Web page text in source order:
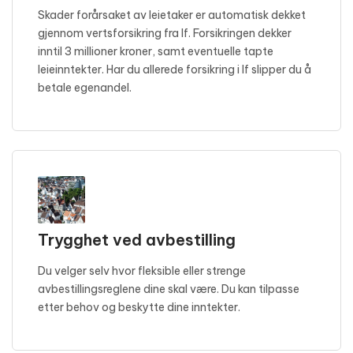
Skader forårsaket av leietaker er automatisk dekket
gjennom vertsforsikring fra If. Forsikringen dekker
inntil 3 millioner kroner, samt eventuelle tapte
leieinntekter. Har du allerede forsikring i If slipper du å
betale egenandel.
Trygghet ved avbestilling
Du velger selv hvor fleksible eller strenge
avbestillingsreglene dine skal være. Du kan tilpasse
etter behov og beskytte dine inntekter.